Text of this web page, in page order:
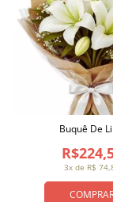
3x de R$
Buquê De